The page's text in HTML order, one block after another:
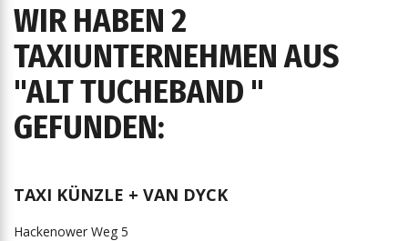
WIR HABEN 2
TAXIUNTERNEHMEN AUS
"ALT TUCHEBAND "
GEFUNDEN:
TAXI KÜNZLE + VAN DYCK
Hackenower Weg 5